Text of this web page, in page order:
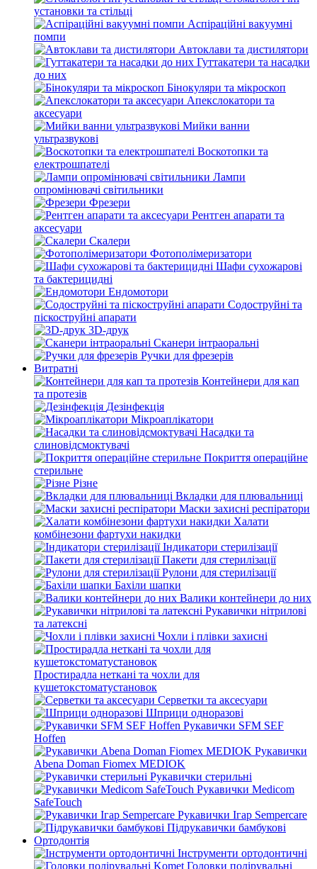
установки та стільці
Аспіраційні вакуумні
помпи
Автоклави та дистилятори
Гуттакатери та насадки
до них
Бінокуляри та мікроскоп
Апекслокатори та
аксесуари
Мийки ванни
ультразвукові
Воскотопки та
електрошпателі
Лампи
опромінювачі світильники
Фрезери
Рентген апарати та
аксесуари
Скалери
Фотополімеризатори
Шафи сухожарові
та бактерицидні
Ендомотори
Содоструйні та
піскоструйні апарати
3D-друк
Сканери інтраоральні
Ручки для фрезерів
Витратні
Контейнери для кап
та протезів
Дезінфекція
Мікроаплікатори
Насадки та
слиновідсмоктувачі
Покриття операційне
стерильне
Різне
Вкладки для плювальниці
Маски захисні респіратори
Халати
комбінезони фартухи накидки
Індикатори стерилізації
Пакети для стерилізації
Рулони для стерилізації
Бахіли шапки
Валики контейнери до них
Рукавички нітрилові
та латексні
Чохли і плівки захисні
Простирадла неткані та чохли для
кушетокстоматустановок
Серветки та аксесуари
Шприци одноразові
Рукавички SFM SEF
Hoffen
Рукавички
Abena Doman Fiomex MEDIOK
Рукавички стерильні
Рукавички Medicom
SafeTouch
Рукавички Ігар Sempercare
Підрукавички бамбукові
Ортодонтія
Інструменти ортодонтичні
Головки полірувальні